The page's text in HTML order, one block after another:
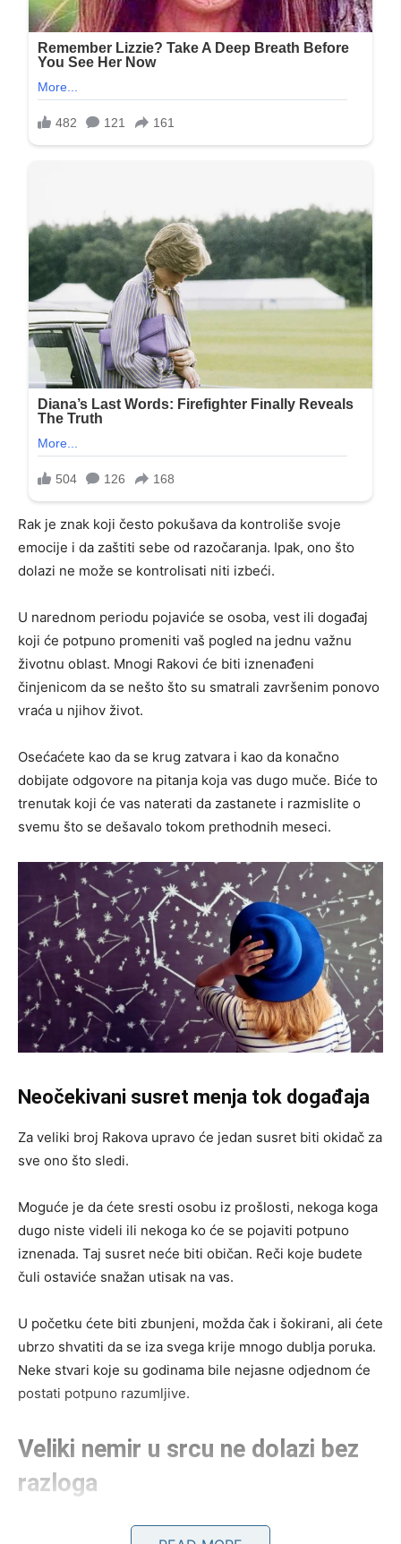
Rak je znak koji često pokušava da kontroliše svoje
emocije i da zaštiti sebe od razočaranja. Ipak, ono što
dolazi ne može se kontrolisati niti izbeći.
U narednom periodu pojaviće se osoba, vest ili događaj
koji će potpuno promeniti vaš pogled na jednu važnu
životnu oblast. Mnogi Rakovi će biti iznenađeni
činjenicom da se nešto što su smatrali završenim ponovo
vraća u njihov život.
Osećaćete kao da se krug zatvara i kao da konačno
dobijate odgovore na pitanja koja vas dugo muče. Biće to
trenutak koji će vas naterati da zastanete i razmislite o
svemu što se dešavalo tokom prethodnih meseci.
Neočekivani susret menja tok događaja
Za veliki broj Rakova upravo će jedan susret biti okidač za
sve ono što sledi.
Moguće je da ćete sresti osobu iz prošlosti, nekoga koga
dugo niste videli ili nekoga ko će se pojaviti potpuno
iznenada. Taj susret neće biti običan. Reči koje budete
čuli ostaviće snažan utisak na vas.
U početku ćete biti zbunjeni, možda čak i šokirani, ali ćete
ubrzo shvatiti da se iza svega krije mnogo dublja poruka.
Neke stvari koje su godinama bile nejasne odjednom će
postati potpuno razumljive.
Veliki nemir u srcu ne dolazi bez
razloga
Iako ćete spolja delovati smireno, u vama će se probuditi